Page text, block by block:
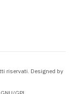
riservati. Designed by